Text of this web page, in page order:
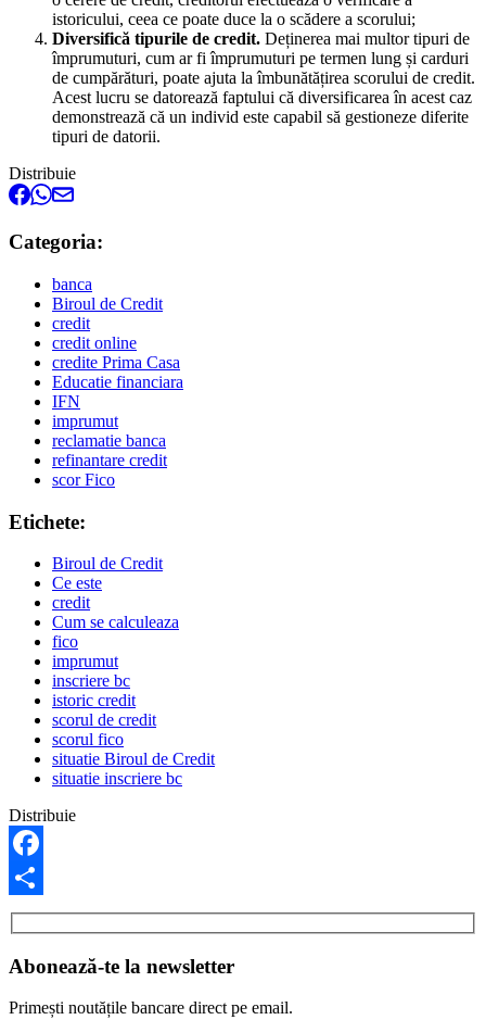
istoricului, ceea ce poate duce la o scădere a scorului;
Diversifică tipurile de credit. Deținerea mai multor tipuri de
împrumuturi, cum ar fi împrumuturi pe termen lung și carduri
de cumpărături, poate ajuta la îmbunătățirea scorului de credit.
Acest lucru se datorează faptului că diversificarea în acest caz
demonstrează că un individ este capabil să gestioneze diferite
tipuri de datorii.
Distribuie
Categoria:
banca
Biroul de Credit
credit
credit online
credite Prima Casa
Educatie financiara
IFN
imprumut
reclamatie banca
refinantare credit
scor Fico
Etichete:
Biroul de Credit
Ce este
credit
Cum se calculeaza
fico
imprumut
inscriere bc
istoric credit
scorul de credit
scorul fico
situatie Biroul de Credit
situatie inscriere bc
Distribuie
Facebook
Share
Abonează-te la newsletter
Primești noutățile bancare direct pe email.